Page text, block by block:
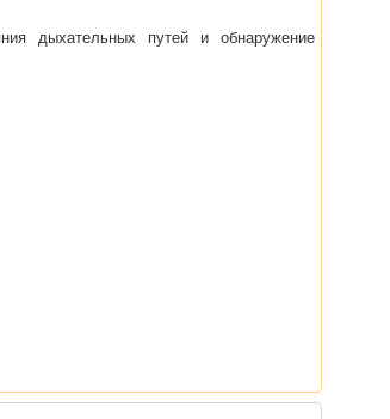
дыхательных путей и обнаружение